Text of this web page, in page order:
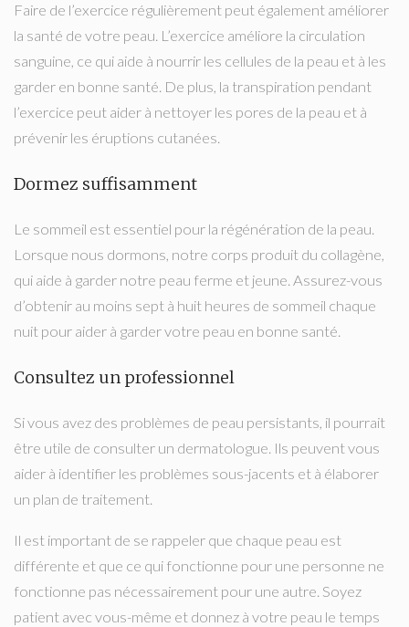
Faire de l’exercice régulièrement peut également améliorer
la santé de votre peau. L’exercice améliore la circulation
sanguine, ce qui aide à nourrir les cellules de la peau et à les
garder en bonne santé. De plus, la transpiration pendant
l’exercice peut aider à nettoyer les pores de la peau et à
prévenir les éruptions cutanées.
Dormez suffisamment
Le sommeil est essentiel pour la régénération de la peau.
Lorsque nous dormons, notre corps produit du collagène,
qui aide à garder notre peau ferme et jeune. Assurez-vous
d’obtenir au moins sept à huit heures de sommeil chaque
nuit pour aider à garder votre peau en bonne santé.
Consultez un professionnel
Si vous avez des problèmes de peau persistants, il pourrait
être utile de consulter un dermatologue. Ils peuvent vous
aider à identifier les problèmes sous-jacents et à élaborer
un plan de traitement.
Il est important de se rappeler que chaque peau est
différente et que ce qui fonctionne pour une personne ne
fonctionne pas nécessairement pour une autre. Soyez
patient avec vous-même et donnez à votre peau le temps